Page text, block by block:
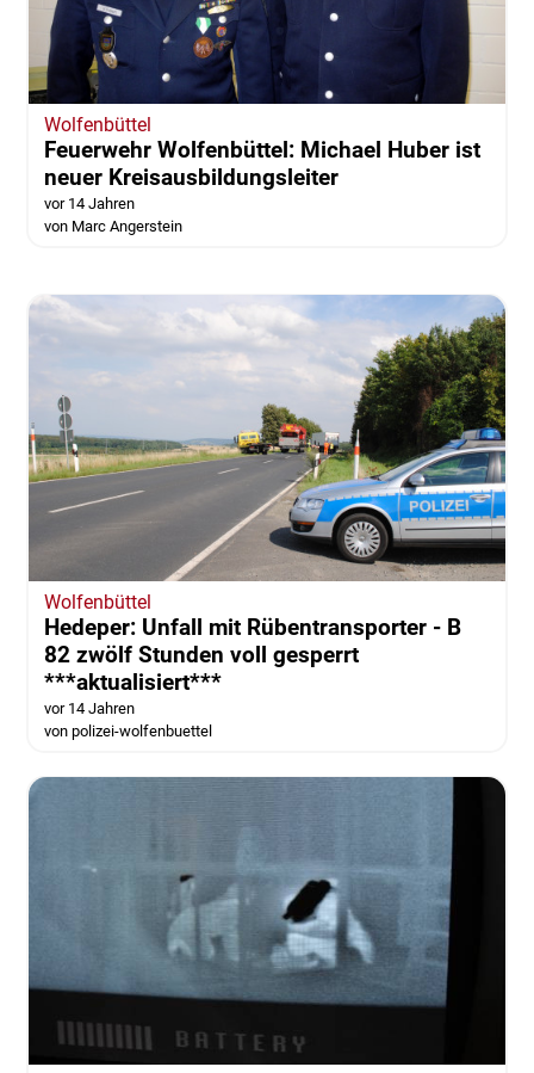
Wolfenbüttel
Feuerwehr Wolfenbüttel: Michael Huber ist
neuer Kreisausbildungsleiter
vor 14 Jahren
von Marc Angerstein
Wolfenbüttel
Hedeper: Unfall mit Rübentransporter - B
82 zwölf Stunden voll gesperrt
***aktualisiert***
vor 14 Jahren
von polizei-wolfenbuettel